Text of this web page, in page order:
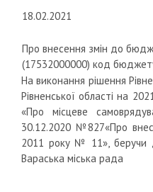
18.02.2021
Про внесення змін до
(17532000000) код
На виконання рішення
Рівненської області на
«Про місцеве
30.12.2020 №827«Про
2011 року № 11», беручи
Вараська міська рада